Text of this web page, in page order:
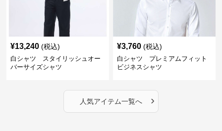
¥13,240 (税込)
白シャツ スタイリッシュオー
バーサイズシャツ
¥3,760 (税込)
白シャツ プレミアムフィット
ビジネスシャツ
人気アイテム一覧へ ›